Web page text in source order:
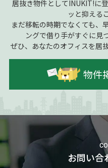
居抜き物件としてINUKIT!に
ッと抑える
まだ移転の時期でなくても、
ングで借り手がすぐに見
ぜひ、あなたのオフィスを居
物件
お問い合